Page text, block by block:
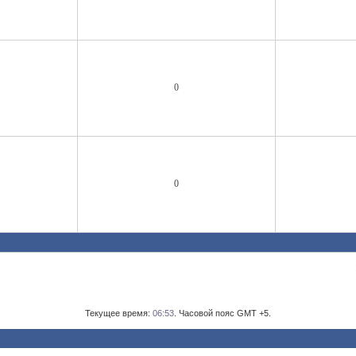
0
0
Текущее время: 06:53 . Часовой пояс GMT +5.